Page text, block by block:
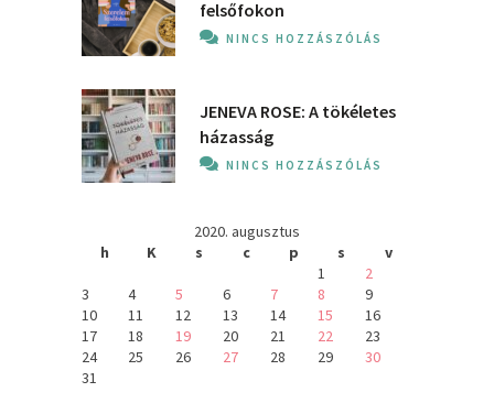
felsőfokon
NINCS HOZZÁSZÓLÁS
JENEVA ROSE: A ​tökéletes
házasság
NINCS HOZZÁSZÓLÁS
2020. augusztus
h
K s c p s
v
1
2
3
4 5 6 7 8
9
10
11 12 13 14 15
16
17
18 19 20 21 22
23
24
25 26 27 28 29
30
31